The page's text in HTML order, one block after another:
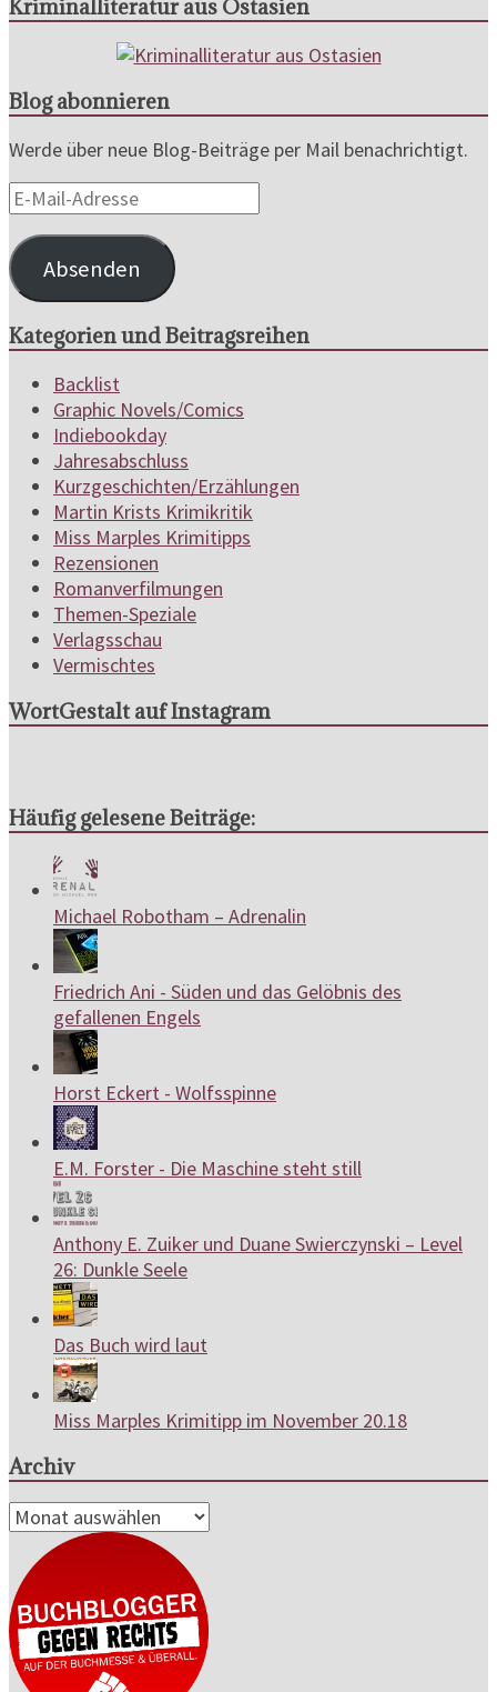
Kriminalliteratur aus Ostasien
Blog abonnieren
Werde über neue Blog-Beiträge per Mail benachrichtigt.
E-
Mail-
Adresse
Absenden
Kategorien und Beitragsreihen
Backlist
Graphic Novels/Comics
Indiebookday
Jahresabschluss
Kurzgeschichten/Erzählungen
Martin Krists Krimikritik
Miss Marples Krimitipps
Rezensionen
Romanverfilmungen
Themen-Speziale
Verlagsschau
Vermischtes
WortGestalt auf Instagram
Häufig gelesene Beiträge:
Michael Robotham – Adrenalin
Friedrich Ani - Süden und das Gelöbnis des
gefallenen Engels
Horst Eckert - Wolfsspinne
E.M. Forster - Die Maschine steht still
Anthony E. Zuiker und Duane Swierczynski – Level
26: Dunkle Seele
Das Buch wird laut
Miss Marples Krimitipp im November 20.18
Archiv
Archiv